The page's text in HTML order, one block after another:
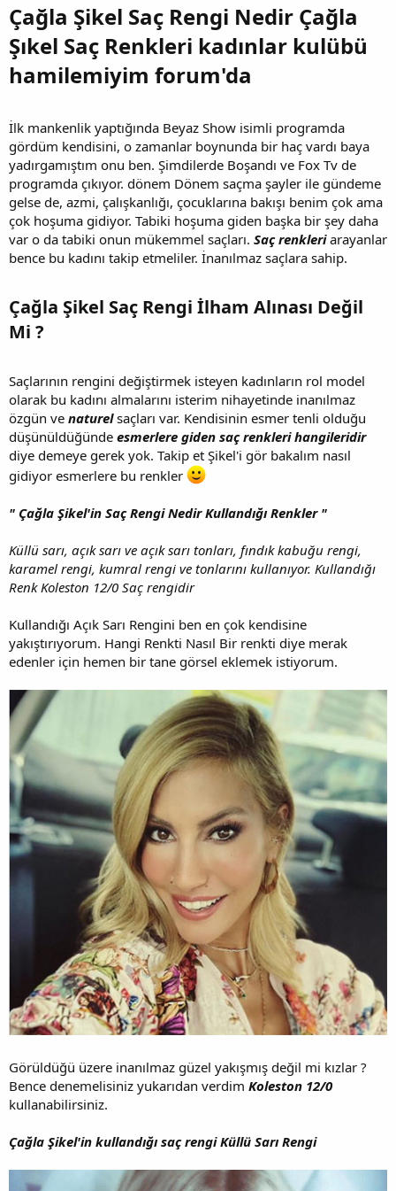
Çağla Şikel Saç Rengi Nedir Çağla
Şıkel Saç Renkleri kadınlar kulübü
hamilemiyim forum'da
İlk mankenlik yaptığında Beyaz Show isimli programda
gördüm kendisini, o zamanlar boynunda bir haç vardı baya
yadırgamıştım onu ben. Şimdilerde Boşandı ve Fox Tv de
programda çıkıyor. dönem Dönem saçma şayler ile gündeme
gelse de, azmi, çalışkanlığı, çocuklarına bakışı benim çok ama
çok hoşuma gidiyor. Tabiki hoşuma giden başka bir şey daha
var o da tabiki onun mükemmel saçları. Saç renkleriarayanlar
bence bu kadını takip etmeliler. İnanılmaz saçlara sahip.
Çağla Şikel Saç Rengi İlham Alınası Değil
Mi ?
Saçlarının rengini değiştirmek isteyen kadınların rol model
olarak bu kadını almalarını isterim nihayetinde inanılmaz
özgün ve naturelsaçları var. Kendisinin esmer tenli olduğu
düşünüldüğünde esmerlere giden saç renkleri hangileridir
diye demeye gerek yok. Takip et Şikel'i gör bakalım nasıl
gidiyor esmerlere bu renkler
" Çağla Şikel'in Saç Rengi Nedir Kullandığı Renkler "
Küllü sarı, açık sarı ve açık sarı tonları, fındık kabuğu rengi,
karamel rengi, kumral rengi ve tonlarını kullanıyor. Kullandığı
Renk Koleston 12/0 Saç rengidir
Kullandığı Açık Sarı Rengini ben en çok kendisine
yakıştırıyorum. Hangi Renkti Nasıl Bir renkti diye merak
edenler için hemen bir tane görsel eklemek istiyorum.
Görüldüğü üzere inanılmaz güzel yakışmış değil mi kızlar ?
Bence denemelisiniz yukarıdan verdim Koleston 12/0
kullanabilirsiniz.
Çağla Şikel'in kullandığı saç rengi Küllü Sarı Rengi